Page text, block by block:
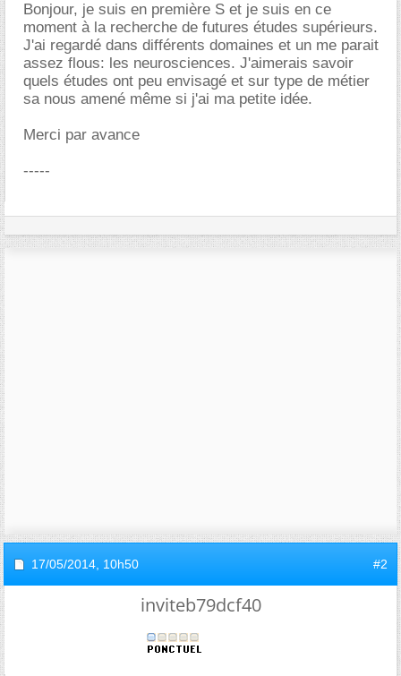
Bonjour, je suis en première S et je suis en ce
moment à la recherche de futures études supérieurs.
J'ai regardé dans différents domaines et un me parait
assez flous: les neurosciences. J'aimerais savoir
quels études ont peu envisagé et sur type de métier
sa nous amené même si j'ai ma petite idée.
Merci par avance
-----
17/05/2014, 10h50 #2
inviteb79dcf40